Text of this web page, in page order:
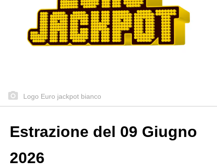
Logo Euro jackpot bianco
Estrazione del 09 Giugno
2026